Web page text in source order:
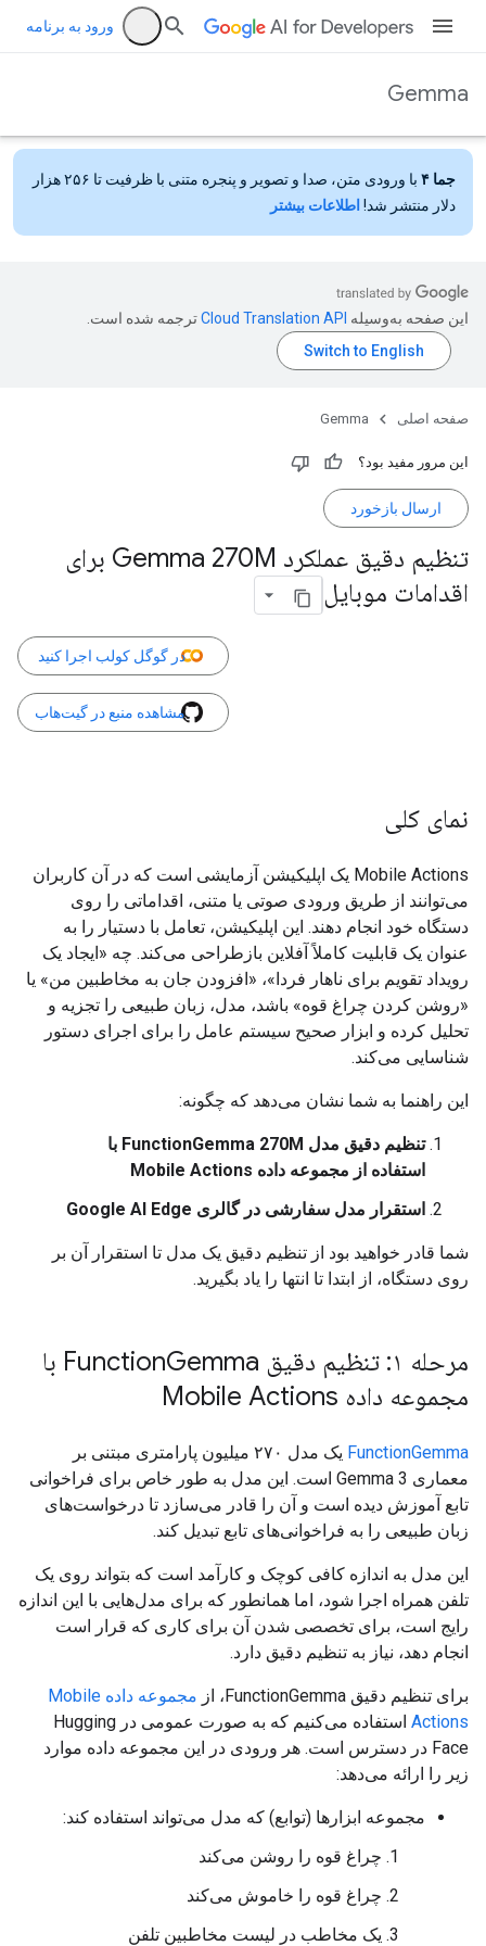
ورود به برنامه
Gemma
جما ۴
با ورودی متن، صدا و تصویر و پنجره متنی با ظرفیت تا ۲۵۶ هزار
دلار منتشر شد! اطلاعات بیشتر
این صفحه به‌وسیله ترجمه شده است.
صفحه اصلی Gemma
این مرور مفید بود؟
ارسال بازخورد
تنظیم دقیق عملکرد Gemma 270M برای
اقدامات موبایل
در گوگل کولب اجرا کنید
مشاهده منبع در گیت‌هاب
نمای کلی
Mobile Actions یک اپلیکیشن آزمایشی است که در آن کاربران
می‌توانند از طریق ورودی صوتی یا متنی، اقداماتی را روی
دستگاه خود انجام دهند. این اپلیکیشن، تعامل با دستیار را به
عنوان یک قابلیت کاملاً آفلاین بازطراحی می‌کند. چه «ایجاد یک
رویداد تقویم برای ناهار فردا»، «افزودن جان به مخاطبین من» یا
«روشن کردن چراغ قوه» باشد، مدل، زبان طبیعی را تجزیه و
تحلیل کرده و ابزار صحیح سیستم عامل را برای اجرای دستور
شناسایی می‌کند.
این راهنما به شما نشان می‌دهد که چگونه:
تنظیم دقیق مدل FunctionGemma 270M با
استفاده از مجموعه داده Mobile Actions
استقرار مدل سفارشی در گالری Google AI Edge
شما قادر خواهید بود از تنظیم دقیق یک مدل تا استقرار آن بر
روی دستگاه، از ابتدا تا انتها را یاد بگیرید.
مرحله ۱: تنظیم دقیق Function
Gemma با
مجموعه داده Mobile Actions
FunctionGemma
یک مدل ۲۷۰ میلیون پارامتری مبتنی بر
معماری Gemma 3 است. این مدل به طور خاص برای فراخوانی
تابع آموزش دیده است و آن را قادر می‌سازد تا درخواست‌های
زبان طبیعی را به فراخوانی‌های تابع تبدیل کند.
این مدل به اندازه کافی کوچک و کارآمد است که بتواند روی یک
تلفن همراه اجرا شود، اما همانطور که برای مدل‌هایی با این اندازه
رایج است، برای تخصصی شدن آن برای کاری که قرار است
انجام دهد، نیاز به تنظیم دقیق دارد.
برای تنظیم دقیق FunctionGemma، از
مجموعه داده Mobile
Actions
استفاده می‌کنیم که به صورت عمومی در Hugging
Face در دسترس است. هر ورودی در این مجموعه داده موارد
زیر را ارائه می‌دهد:
مجموعه ابزارها (توابع) که مدل می‌تواند استفاده کند:
چراغ قوه را روشن می‌کند
چراغ قوه را خاموش می‌کند
یک مخاطب در لیست مخاطبین تلفن